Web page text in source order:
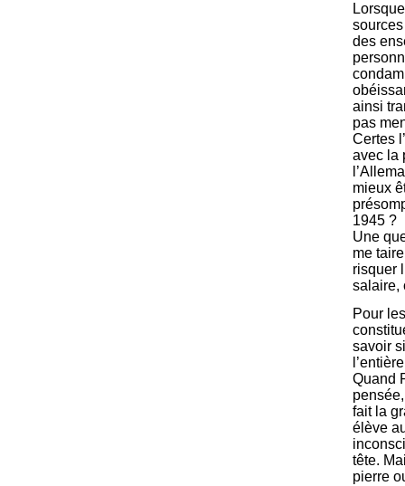
des
ainsi
pas
Certes
avec la
mieux
1945 ?
Une
me
risquer
salaire,
Pour
savoir
Quand
fait la
élève
tête.
pierre